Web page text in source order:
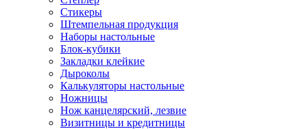
Стикеры
Штемпельная продукция
Наборы настольные
Блок-кубики
Закладки клейкие
Дыроколы
Калькуляторы настольные
Ножницы
Нож канцелярский, лезвие
Визитницы и кредитницы